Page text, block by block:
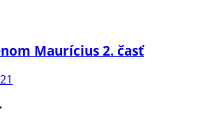
Maurícius 2. časť